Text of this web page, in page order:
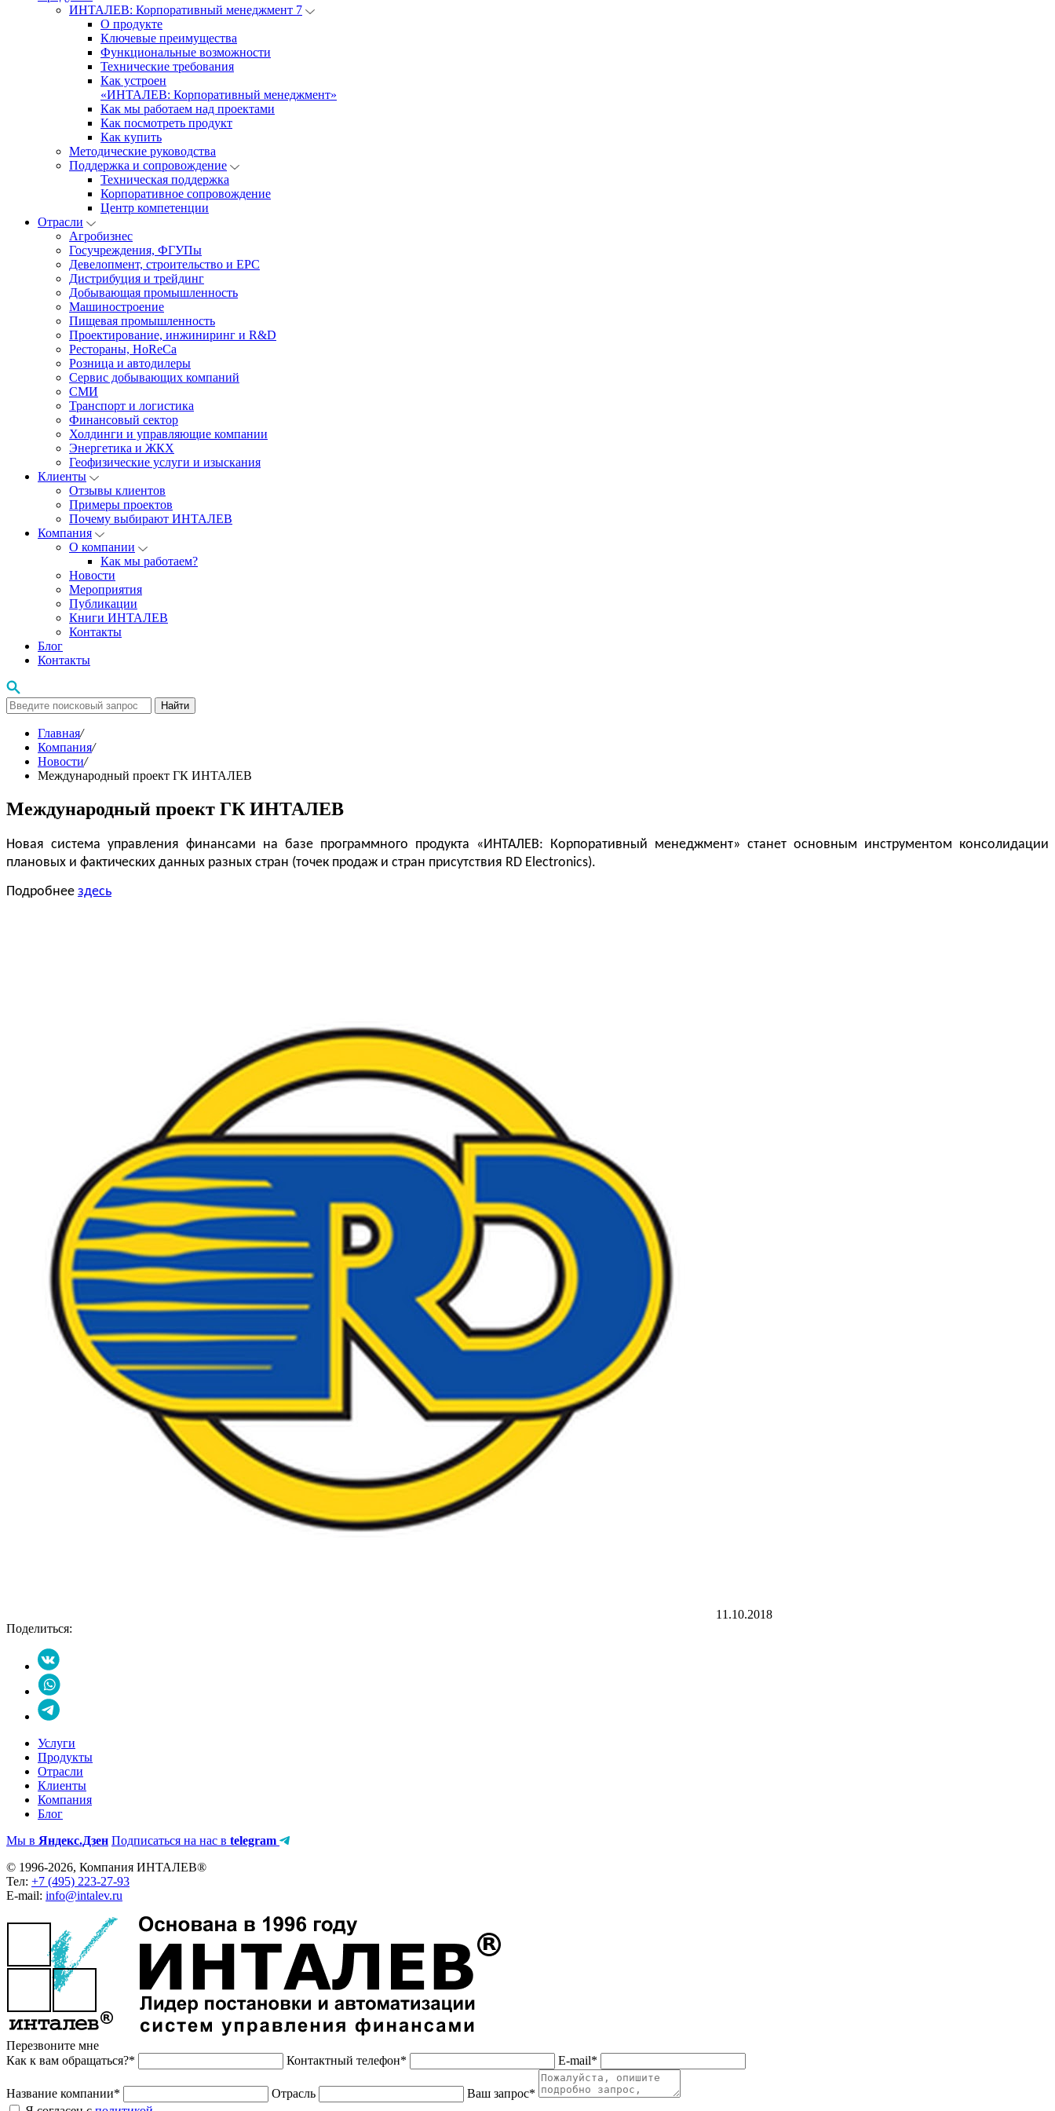
ИНТАЛЕВ: Корпоративный менеджмент 7
О продукте
Ключевые преимущества
Функциональные возможности
Технические требования
Как устроен
«ИНТАЛЕВ: Корпоративный менеджмент»
Как мы работаем над проектами
Как посмотреть продукт
Как купить
Методические руководства
Поддержка и сопровождение
Техническая поддержка
Корпоративное сопровождение
Центр компетенции
Отрасли
Агробизнес
Госучреждения, ФГУПы
Девелопмент, строительство и EPC
Дистрибуция и трейдинг
Добывающая промышленность
Машиностроение
Пищевая промышленность
Проектирование, инжиниринг и R&D
Рестораны, HoReCa
Розница и автодилеры
Сервис добывающих компаний
СМИ
Транспорт и логистика
Финансовый сектор
Холдинги и управляющие компании
Энергетика и ЖКХ
Геофизические услуги и изыскания
Клиенты
Отзывы клиентов
Примеры проектов
Почему выбирают ИНТАЛЕВ
Компания
О компании
Как мы работаем?
Новости
Мероприятия
Публикации
Книги ИНТАЛЕВ
Контакты
Блог
Контакты
Найти
Главная/
Компания/
Новости/
Международный проект ГК ИНТАЛЕВ
Международный проект ГК ИНТАЛЕВ
Новая система управления финансами на базе программного продукта «ИНТАЛЕВ: Корпоративный менеджмент» станет основным инструментом консолидации
плановых и фактических данных разных стран (точек продаж и стран присутствия RD Electronics).
Подробнее здесь
11.10.2018
Поделиться:
Услуги
Продукты
Отрасли
Клиенты
Компания
Блог
Мы в Яндекс.Дзен Подписаться на нас в telegram
© 1996-2026, Компания ИНТАЛЕВ®
Тел: +7 (495) 223-27-93
E-mail: info@intalev.ru
Перезвоните мне
Как к вам обращаться?*
Контактный телефон* E-mail*
Название компании* Отрасль
Ваш запрос*